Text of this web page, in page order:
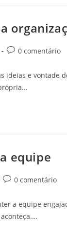
0 comentário
e vontade
equipe
0 comentário
a equipe